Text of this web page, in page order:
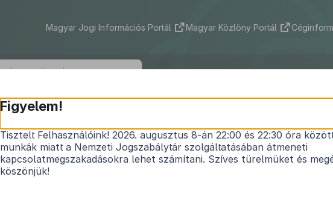
Magyar Jogi Információs Portál Magyar Közlöny Portál
2003. évi CXX. törvény
egyes törvények környezetvédelemmel kapcsolatos
módosításáról1
Figyelem!
Tisztelt Felhasználóink! 2026. augusztus 8-án 22:00 és 22:30 óra
munkák miatt a Nemzeti Jogszabálytár szolgáltatásában átmeneti
kapcsolatmegszakadásokra lehet számítani. Szíves türelmüket és
köszönjük!